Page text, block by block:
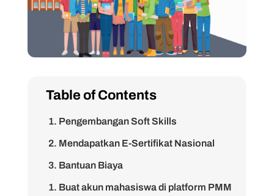
Table of Contents
1. Pengembangan Soft Skills
2. Mendapatkan E-Sertifikat Nasional
3. Bantuan Biaya
1. Buat akun mahasiswa di platform PMM